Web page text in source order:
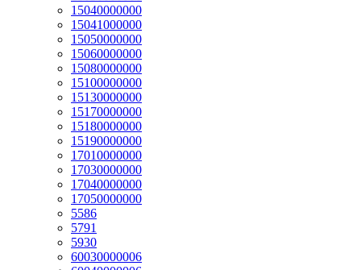
15040000000
15041000000
15050000000
15060000000
15080000000
15100000000
15130000000
15170000000
15180000000
15190000000
17010000000
17030000000
17040000000
17050000000
5586
5791
5930
60030000006